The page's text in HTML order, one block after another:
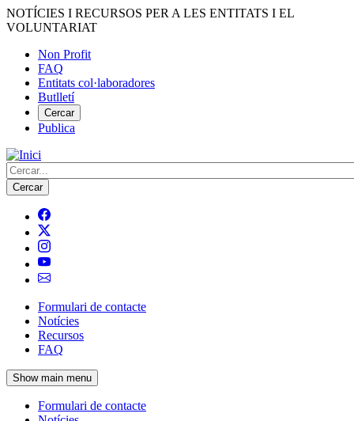
Vés
al
NOTÍCIES I RECURSOS PER A LES ENTITATS I EL
VOLUNTARIAT
Menú
del
compte
d'usuari
Non Profit
FAQ
Entitats col·laboradores
Butlletí
Cercar
Publica
Cerca
Navegació
principal
de
l'encapçalament
Formulari de contacte
Notícies
Recursos
FAQ
Show main menu
Formulari de contacte